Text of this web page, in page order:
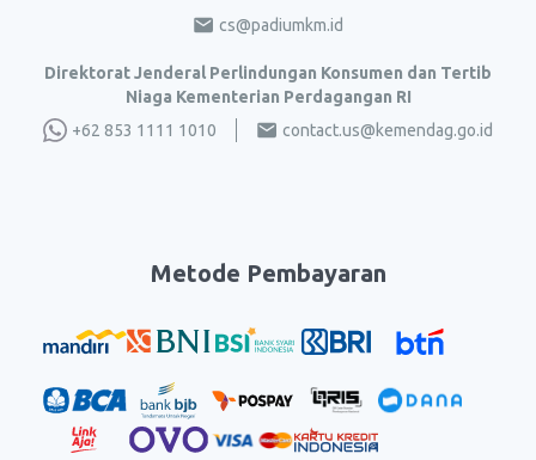
cs@padiumkm.id
Direktorat Jenderal Perlindungan Konsumen dan Tertib
Niaga Kementerian Perdagangan RI
+62 853 1111 1010
contact.us@kemendag.go.id
Metode Pembayaran